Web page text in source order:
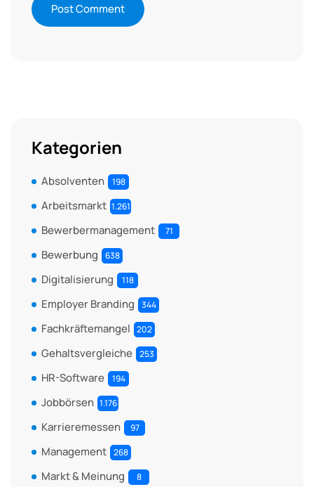
Kategorien
Absolventen 198
Arbeitsmarkt 1.261
Bewerbermanagement 71
Bewerbung 638
Digitalisierung 118
Employer Branding 344
Fachkräftemangel 202
Gehaltsvergleiche 253
HR-Software 194
Jobbörsen 1.176
Karrieremessen 97
Management 268
Markt & Meinung 8